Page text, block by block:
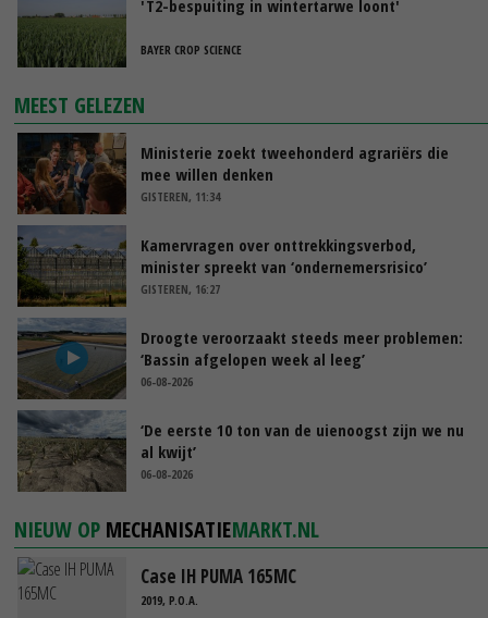
'T2-bespuiting in wintertarwe loont'
BAYER CROP SCIENCE
MEEST GELEZEN
Ministerie zoekt tweehonderd agrariërs die
mee willen denken
GISTEREN, 11:34
Kamervragen over onttrekkingsverbod,
minister spreekt van ‘ondernemersrisico’
GISTEREN, 16:27
Droogte veroorzaakt steeds meer problemen:
‘Bassin afgelopen week al leeg’
06-08-2026
‘De eerste 10 ton van de uienoogst zijn we nu
al kwijt’
06-08-2026
NIEUW OP MECHANISATIEMARKT.NL
Case IH PUMA 165MC
2019, P.O.A.